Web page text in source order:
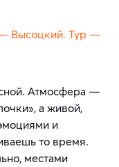
Высоцкий. Тур —
Атмосфера —
а живой,
и
то время.
местами